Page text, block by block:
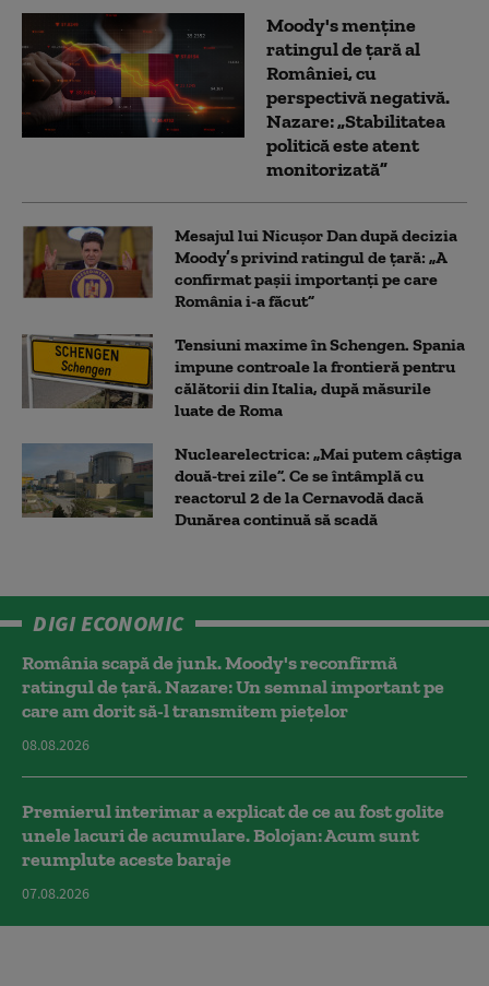
Moody's menține
ratingul de țară al
României, cu
perspectivă negativă.
Nazare: „Stabilitatea
politică este atent
monitorizată”
Mesajul lui Nicușor Dan după decizia
Moody’s privind ratingul de țară: „A
confirmat pașii importanți pe care
România i-a făcut”
Tensiuni maxime în Schengen. Spania
impune controale la frontieră pentru
călătorii din Italia, după măsurile
luate de Roma
Nuclearelectrica: „Mai putem câștiga
două-trei zile”. Ce se întâmplă cu
reactorul 2 de la Cernavodă dacă
Dunărea continuă să scadă
DIGI ECONOMIC
România scapă de junk. Moody's reconfirmă
ratingul de țară. Nazare: Un semnal important pe
care am dorit să-l transmitem piețelor
08.08.2026
Premierul interimar a explicat de ce au fost golite
unele lacuri de acumulare. Bolojan: Acum sunt
reumplute aceste baraje
07.08.2026